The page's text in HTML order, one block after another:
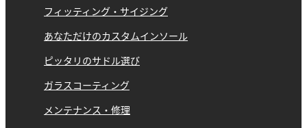
フィッティング・サイジング
あなただけのカスタムインソール
ピッタリのサドル選び
ガラスコーティング
メンテナンス・修理